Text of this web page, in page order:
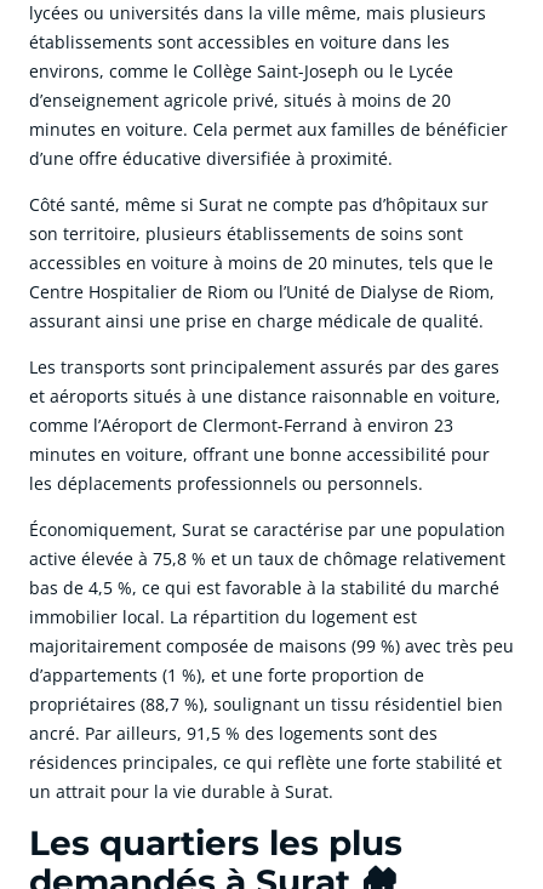
lycées ou universités dans la ville même, mais plusieurs
établissements sont accessibles en voiture dans les
environs, comme le Collège Saint-Joseph ou le Lycée
d’enseignement agricole privé, situés à moins de 20
minutes en voiture. Cela permet aux familles de bénéficier
d’une offre éducative diversifiée à proximité.
Côté santé, même si Surat ne compte pas d’hôpitaux sur
son territoire, plusieurs établissements de soins sont
accessibles en voiture à moins de 20 minutes, tels que le
Centre Hospitalier de Riom ou l’Unité de Dialyse de Riom,
assurant ainsi une prise en charge médicale de qualité.
Les transports sont principalement assurés par des gares
et aéroports situés à une distance raisonnable en voiture,
comme l’Aéroport de Clermont-Ferrand à environ 23
minutes en voiture, offrant une bonne accessibilité pour
les déplacements professionnels ou personnels.
Économiquement, Surat se caractérise par une population
active élevée à 75,8 % et un taux de chômage relativement
bas de 4,5 %, ce qui est favorable à la stabilité du marché
immobilier local. La répartition du logement est
majoritairement composée de maisons (99 %) avec très peu
d’appartements (1 %), et une forte proportion de
propriétaires (88,7 %), soulignant un tissu résidentiel bien
ancré. Par ailleurs, 91,5 % des logements sont des
résidences principales, ce qui reflète une forte stabilité et
un attrait pour la vie durable à Surat.
Les quartiers les plus